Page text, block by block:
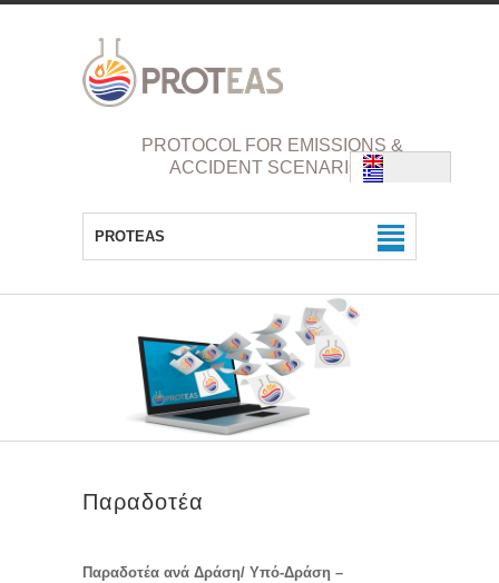
PROTOCOL FOR EMISSIONS &
ACCIDENT SCENARIOS
PROTEAS
Παραδοτέα
Παραδοτέα ανά Δράση/ Υπό-Δράση –